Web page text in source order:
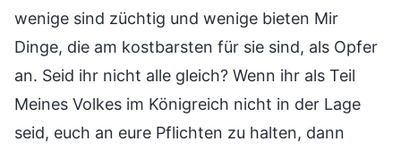
wenige sind züchtig und wenige bieten Mir
Dinge, die am kostbarsten für sie sind, als Opfer
an. Seid ihr nicht alle gleich? Wenn ihr als Teil
Meines Volkes im Königreich nicht in der Lage
seid, euch an eure Pflichten zu halten, dann